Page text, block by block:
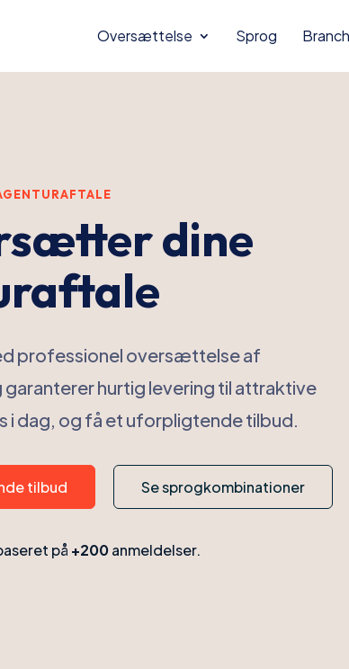
Oversættelse Sprog
dine
professionel oversættelse af
hurtig levering til attraktive
i dag, og få et uforpligtende tilbud.
tilbud Se sprogkombinationer
på +200anmeldelser.